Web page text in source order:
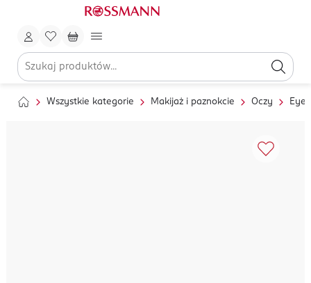
Wszystkie kategorie Makijaż i paznokcie Oczy